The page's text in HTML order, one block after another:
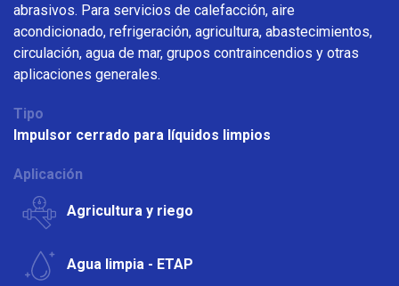
abrasivos. Para servicios de calefacción, aire
acondicionado, refrigeración, agricultura, abastecimientos,
circulación, agua de mar, grupos contraincendios y otras
aplicaciones generales.
Tipo
Impulsor cerrado para líquidos limpios
Aplicación
Agricultura y riego
Agua limpia - ETAP